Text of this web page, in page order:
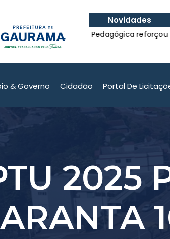
Novidades
Formação Pedagógica reforçou o
com a Educação.
& Governo Cidadão Portal De
2025